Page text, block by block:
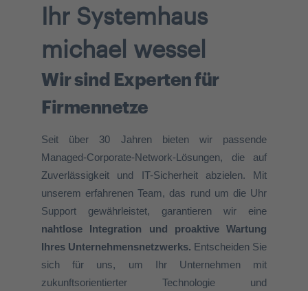
Ihr Systemhaus
michael wessel
Wir sind Experten für
Firmennetze
Seit über 30 Jahren bieten wir passende
Managed-Corporate-Network-Lösungen, die auf
Zuverlässigkeit und IT-Sicherheit abzielen. Mit
unserem erfahrenen Team, das rund um die Uhr
Support gewährleistet, garantieren wir eine
nahtlose Integration und proaktive Wartung
Ihres Unternehmensnetzwerks. Entscheiden Sie
sich für uns, um Ihr Unternehmen mit
zukunftsorientierter Technologie und